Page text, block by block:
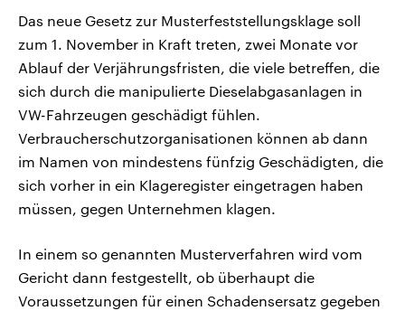
Das neue Gesetz zur Musterfeststellungsklage soll
zum 1. November in Kraft treten, zwei Monate vor
Ablauf der Verjährungsfristen, die viele betreffen, die
sich durch die manipulierte Dieselabgasanlagen in
VW-Fahrzeugen geschädigt fühlen.
Verbraucherschutzorganisationen können ab dann
im Namen von mindestens fünfzig Geschädigten, die
sich vorher in ein Klageregister eingetragen haben
müssen, gegen Unternehmen klagen.
In einem so genannten Musterverfahren wird vom
Gericht dann festgestellt, ob überhaupt die
Voraussetzungen für einen Schadensersatz gegeben